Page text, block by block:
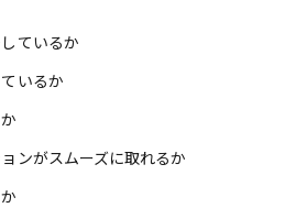
ているか
いるか
ンがスムーズに取れるか